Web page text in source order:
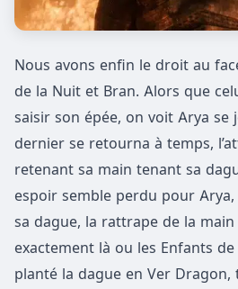
Nous avons enfin le droit au
de la Nuit et Bran. Alors que
saisir son épée, on voit Arya se
dernier se retourna à temps,
retenant sa main tenant sa
espoir semble perdu pour
sa dague, la rattrape de la
exactement là ou les Enfants
planté la dague en Ver Dragon,